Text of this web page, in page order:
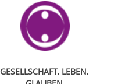
GESELLSCHAFT, LEBEN,